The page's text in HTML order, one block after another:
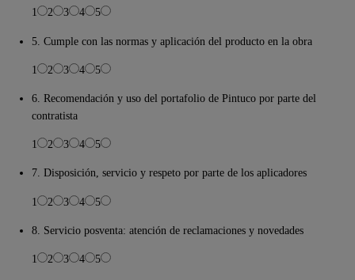
1 2 3 4 5
5. Cumple con las normas y aplicación del producto en la obra
1 2 3 4 5
6. Recomendación y uso del portafolio de Pintuco por parte del
contratista
1 2 3 4 5
7. Disposición, servicio y respeto por parte de los aplicadores
1 2 3 4 5
8. Servicio posventa: atención de reclamaciones y novedades
1 2 3 4 5